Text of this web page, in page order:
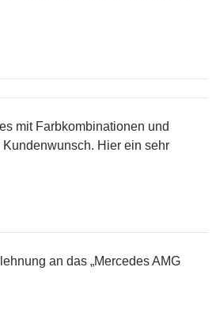
mit Farbkombinationen und
Hier ein sehr
an das „Mercedes AMG